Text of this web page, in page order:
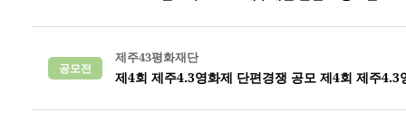
공모전
제주43평화재단
제4회 제주4.3영화제 단편경쟁 공모 제4회 제주4.3